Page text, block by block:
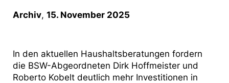
Archiv, 15. November 2025
In den aktuellen Haushaltsberatungen fordern
die BSW-Abgeordneten Dirk Hoffmeister und
Roberto Kobelt deutlich mehr Investitionen in